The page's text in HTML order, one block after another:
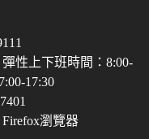
彈性上下班時間：8:00-
17:30
Firefox瀏覽器